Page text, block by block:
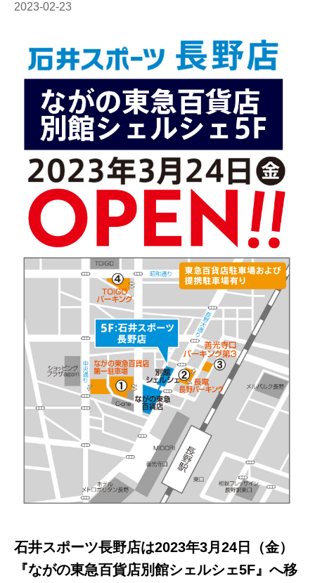
2023-02-23
石井スポーツ長野店は2023年3月24日（金）
『ながの東急百貨店別館シェルシェ5F』へ移